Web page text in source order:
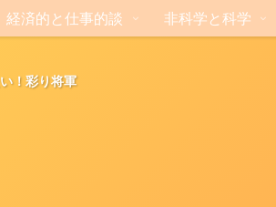
！彩り将軍
経済的と仕事的談 非科学と科学